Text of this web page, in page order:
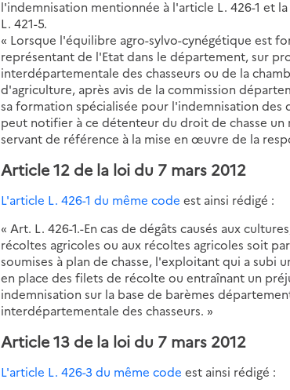
l'indemnisation mentionnée à l'article L. 426-1 et
L. 421-5.
« Lorsque l'équilibre agro-sylvo-cynégétique est
représentant de l'Etat dans le département, sur
interdépartementale des chasseurs ou de la
d'agriculture, après avis de la commission
sa formation spécialisée pour l'indemnisation des
peut notifier à ce détenteur du droit de chasse
servant de référence à la mise en œuvre de la
Article 12 de la loi du 7 mars 2012
L'article L. 426-1 du même code est ainsi rédigé :
« Art. L. 426-1.-En cas de dégâts causés aux
récoltes agricoles ou aux récoltes agricoles soit
soumises à plan de chasse, l'exploitant qui a subi
en place des filets de récolte ou entraînant un
indemnisation sur la base de barèmes
interdépartementale des chasseurs. »
Article 13 de la loi du 7 mars 2012
L'article L. 426-3 du même code est ainsi rédigé :